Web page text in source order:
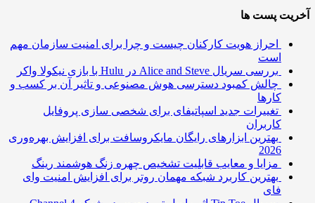
آخریت پست ها
احراز هویت کارکنان چیست و چرا برای امنیت سازمان مهم
است
بررسی سریال Alice and Steve در Hulu با بازی نیکولا واکر
چالش کمبود دسترسی هوش مصنوعی و تاثیر آن بر کسب و
کارها
تغییرات جدید اسپاتیفای برای شخصی سازی پروفایل
کاربران
بهترین ابزارهای رایگان مایکروسافت برای افزایش بهره‌وری
2026
مزایا و معایب قابلیت تشخیص چهره زنگ هوشمند رینگ
بهترین کاربرد شبکه مهمان روتر برای افزایش امنیت وای
فای